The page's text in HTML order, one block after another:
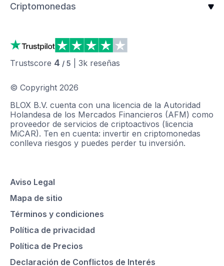
Criptomonedas
Trustscore 4 / 5 3k reseñas
© Copyright 2026
BLOX B.V. cuenta con una licencia de la Autoridad
Holandesa de los Mercados Financieros (AFM) como
proveedor de servicios de criptoactivos (licencia
MiCAR). Ten en cuenta: invertir en criptomonedas
conlleva riesgos y puedes perder tu inversión.
Aviso Legal
Mapa de sitio
Términos y condiciones
Política de privacidad
Política de Precios
Declaración de Conflictos de Interés